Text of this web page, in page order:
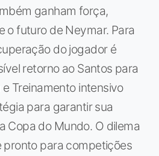
ganham força,
o futuro de Neymar. Para
do jogador é
retorno ao Santos para
Treinamento intensivo
para garantir sua
Copa do Mundo. O dilema
pronto para competições